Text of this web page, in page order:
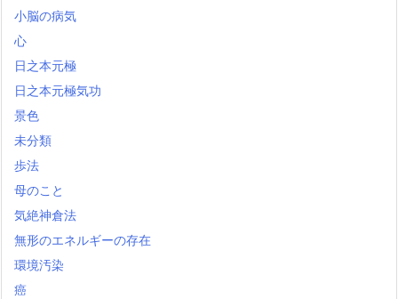
小脳の病気
心
日之本元極
日之本元極気功
景色
未分類
歩法
母のこと
気絶神倉法
無形のエネルギーの存在
環境汚染
癌